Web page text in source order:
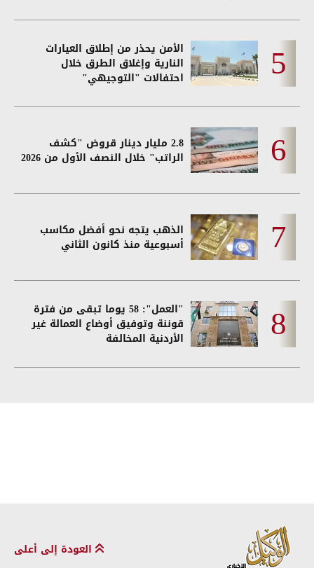
الأمن يحذر من إطلاق العيارات
النارية وإغلاق الطرق خلال
احتفالات "التوجيهي"
2.8 مليار دينار قروض "كشف
الراتب" خلال النصف الأول من 2026
الذهب يتجه نحو أفضل مكاسب
أسبوعية منذ كانون الثاني
"العمل": 58 يوما تبقى من فترة
قوننة وتوفيق أوضاع العمالة غير
الأردنية المخالفة
العودة إلى أعلى